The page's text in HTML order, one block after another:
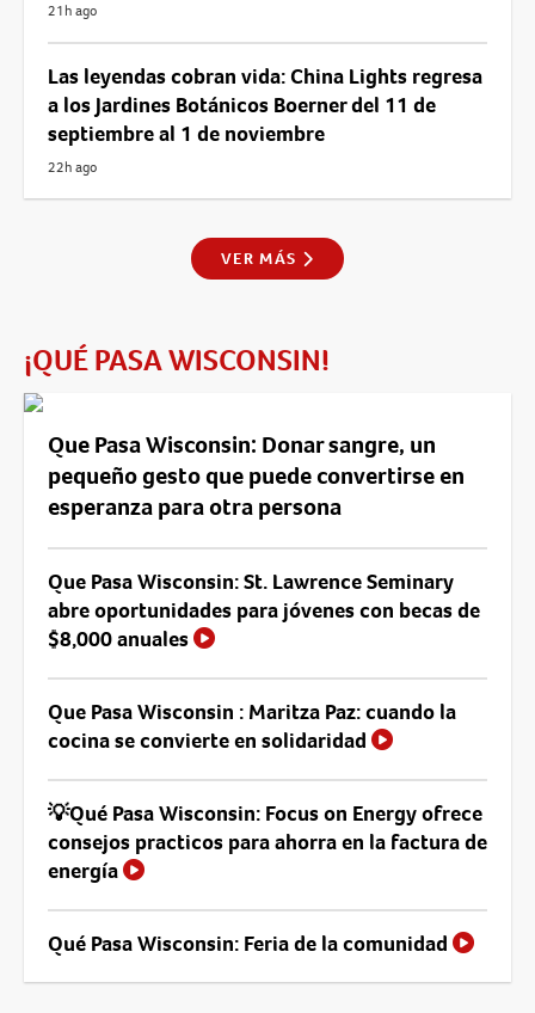
21h ago
Las leyendas cobran vida: China Lights regresa
a los Jardines Botánicos Boerner del 11 de
septiembre al 1 de noviembre
22h ago
VER MÁS
¡QUÉ PASA WISCONSIN!
Que Pasa Wisconsin: Donar sangre, un
pequeño gesto que puede convertirse en
esperanza para otra persona
Que Pasa Wisconsin: St. Lawrence Seminary
abre oportunidades para jóvenes con becas de
$8,000 anuales
Que Pasa Wisconsin : Maritza Paz: cuando la
cocina se convierte en solidaridad
💡Qué Pasa Wisconsin: Focus on Energy ofrece
consejos practicos para ahorra en la factura de
energía
Qué Pasa Wisconsin: Feria de la comunidad